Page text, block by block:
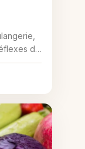
de